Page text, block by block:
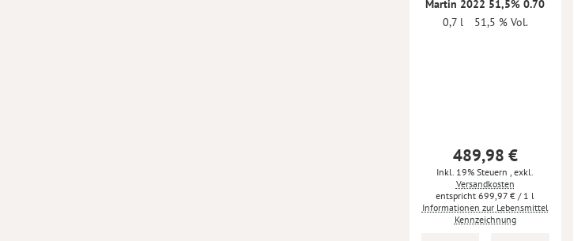
Martin 2022 51,5% 0.70
0,7 l
51,5 % Vol.
489,98 €
Inkl. 19% Steuern, exkl.
Versandkosten
699,97 € / 1 l
Informationen zur Lebensmittel
Kennzeichnung